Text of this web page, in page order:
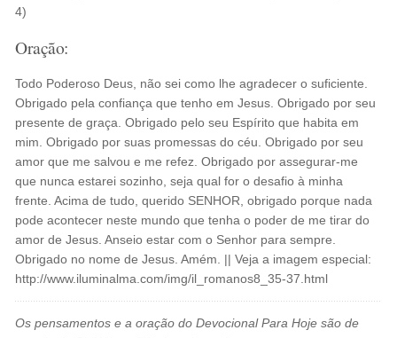
4)
Oração:
Todo Poderoso Deus, não sei como lhe agradecer o suficiente.
Obrigado pela confiança que tenho em Jesus. Obrigado por seu
presente de graça. Obrigado pelo seu Espírito que habita em
mim. Obrigado por suas promessas do céu. Obrigado por seu
amor que me salvou e me refez. Obrigado por assegurar-me
que nunca estarei sozinho, seja qual for o desafio à minha
frente. Acima de tudo, querido SENHOR, obrigado porque nada
pode acontecer neste mundo que tenha o poder de me tirar do
amor de Jesus. Anseio estar com o Senhor para sempre.
Obrigado no nome de Jesus. Amém. || Veja a imagem especial:
http://www.iluminalma.com/img/il_romanos8_35-37.html
Os pensamentos e a oração do Devocional Para Hoje são de